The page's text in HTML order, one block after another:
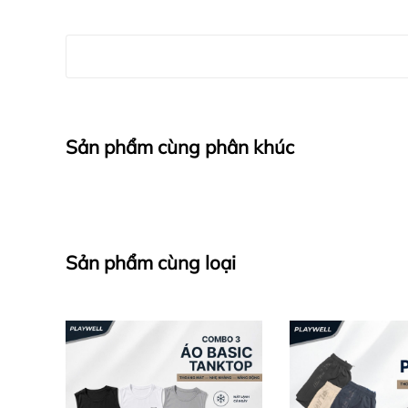
Sản phẩm chính hãng Playwell
Hình ảnh thực tế giống sản phẩm 100%.
Sản phẩm cùng phân khúc
Sản phẩm cùng loại